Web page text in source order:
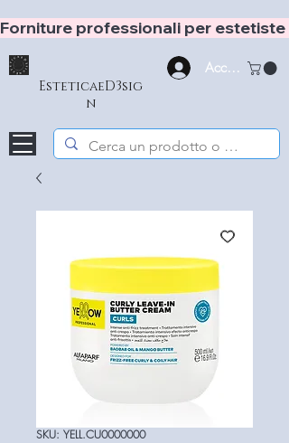
Forniture professionali per
EsteticaeD3sig
n
Accedi
SKU: YELL.CU0000000